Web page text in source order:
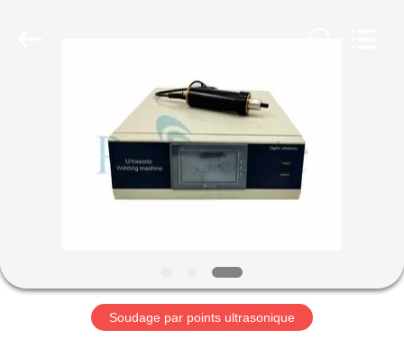
PRODUITS
DE
NOUS
Soudage par points ultrasonique